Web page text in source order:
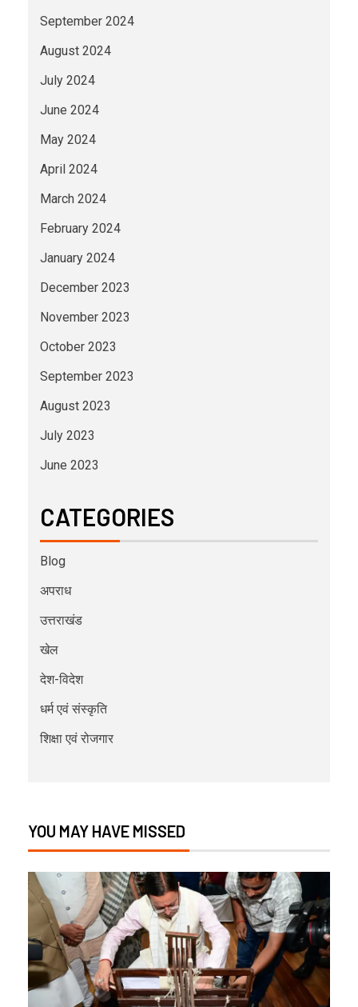
September 2024
August 2024
July 2024
June 2024
May 2024
April 2024
March 2024
February 2024
January 2024
December 2023
November 2023
October 2023
September 2023
August 2023
July 2023
June 2023
CATEGORIES
Blog
अपराध
उत्तराखंड
खेल
देश-विदेश
धर्म एवं संस्कृति
शिक्षा एवं रोजगार
YOU MAY HAVE MISSED